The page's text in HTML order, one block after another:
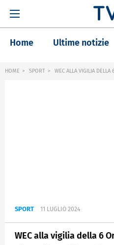
Home Ultime notizie
HOME SPORT WEC ALLA VIGILIA DELLA
SPORT 11 LUGLIO 2024
WEC alla vigilia della 6